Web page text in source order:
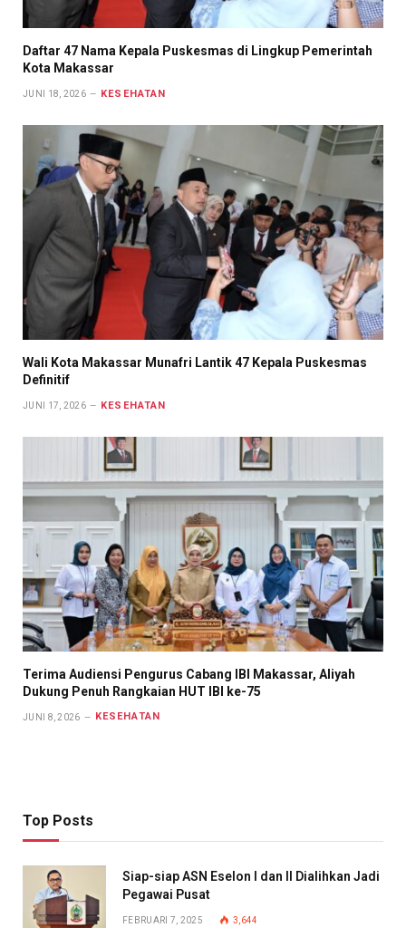
Daftar 47 Nama Kepala Puskesmas di Lingkup Pemerintah
Kota Makassar
JUNI 18, 2026 KESEHATAN
Wali Kota Makassar Munafri Lantik 47 Kepala Puskesmas
Definitif
JUNI 17, 2026 KESEHATAN
Terima Audiensi Pengurus Cabang IBI Makassar, Aliyah
Dukung Penuh Rangkaian HUT IBI ke-75
JUNI 8, 2026 KESEHATAN
Top Posts
Siap-siap ASN Eselon I dan II Dialihkan Jadi
Pegawai Pusat
FEBRUARI 7, 2025 3,644